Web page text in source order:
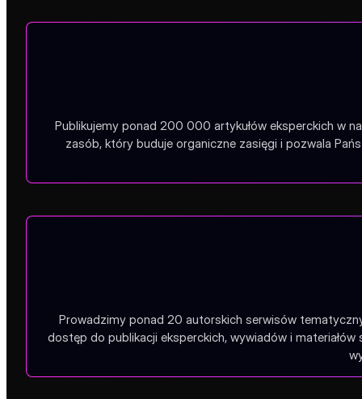
Publikujemy ponad 200 000 artykułów eksperckich w
zasób, który buduje organiczne zasięgi i pozwala
Prowadzimy ponad 20 autorskich serwisów
dostęp do publikacji eksperckich, wywiadów i